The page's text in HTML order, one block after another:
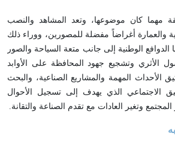
مهما كان موضوعها، وتعد المشاهد والنصب
والعمارة أغراضاً مفضلة للمصورين، ووراء ذلك
الدوافع الوطنية إلى جانب متعة السياحة والصور
الأثري وتشجيع جهود المحافظة على الأوابد
الأحداث المهمة والمشاريع الصناعية، والبحث
الاجتماعي الذي يهدف إلى تسجيل الأحوال
وتغير العادات مع تقدم الصناعة والتقانة.